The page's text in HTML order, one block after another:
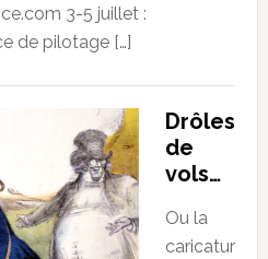
3-5 juillet :
de pilotage […]
Drôles
de
vols…
Ou la
caricatur